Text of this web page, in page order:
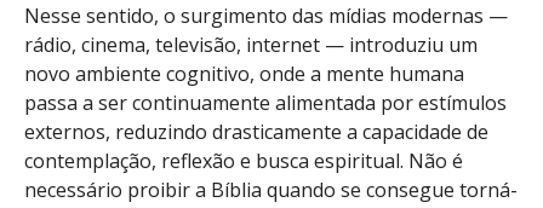
Nesse sentido, o surgimento das mídias modernas —
rádio, cinema, televisão, internet — introduziu um
novo ambiente cognitivo, onde a mente humana
passa a ser continuamente alimentada por estímulos
externos, reduzindo drasticamente a capacidade de
contemplação, reflexão e busca espiritual. Não é
necessário proibir a Bíblia quando se consegue torná-